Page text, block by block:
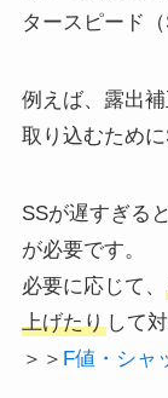
タースピード
例えば、露出
取り込むために
SSが遅すぎる
が必要です。
必要に応じて、
上げたりして
＞＞ F値・シャ